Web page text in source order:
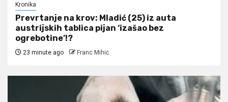
Kronika
Prevrtanje na krov: Mladić (25) iz auta
austrijskih tablica pijan ‘izašao bez
ogrebotine’!?
23 minute ago Franc Mihić